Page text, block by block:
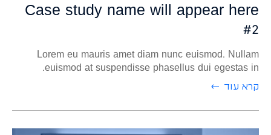
Case study name will appear here
#2
Lorem eu mauris amet diam nunc euismod. Nullam
euismod at suspendisse phasellus dui egestas in.
קרא עוד